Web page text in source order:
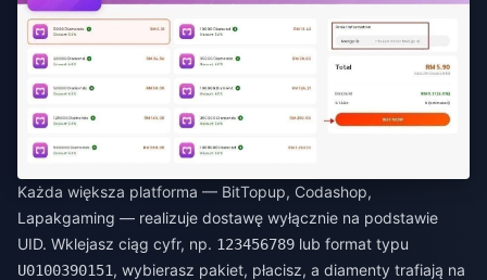
Każda większa platforma — BitTopup, Codashop,
Lapakgaming — realizuje dostawę wyłącznie na podstawie
UID. Wklejasz ciąg cyfr, np. 123456789 lub format typu
U0100390151, wybierasz pakiet, płacisz, a diamenty trafiają na